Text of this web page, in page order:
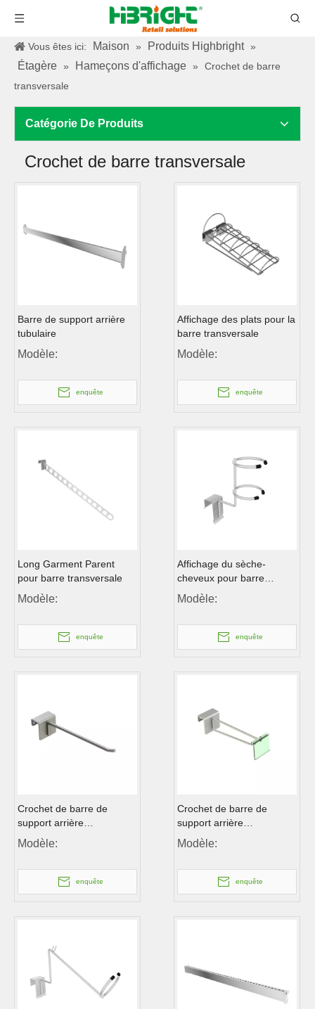
Vous êtes ici: Maison » Produits Highbright »
Étagère » Hameçons d'affichage »
Crochet de barre
transversale
Catégorie De Produits
Crochet de barre transversale
Barre de support arrière
tubulaire
Modèle:
enquête
Affichage des plats pour la
barre transversale
Modèle:
enquête
Long Garment Parent
pour barre transversale
Modèle:
enquête
Affichage du sèche-
cheveux pour barre
transversale
Modèle:
enquête
Crochet de barre de
support arrière
rectangulaire unique
Modèle:
enquête
Crochet de barre de
support arrière
rectangulaire avec prix
Modèle:
enquête